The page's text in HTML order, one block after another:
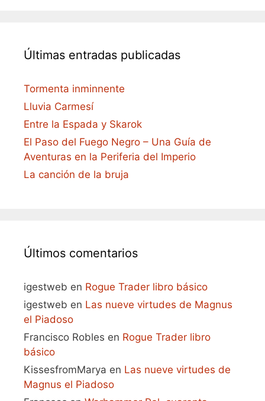
Últimas entradas publicadas
Tormenta inminnente
Lluvia Carmesí
Entre la Espada y Skarok
El Paso del Fuego Negro – Una Guía de
Aventuras en la Periferia del Imperio
La canción de la bruja
Últimos comentarios
igestweb en Rogue Trader libro básico
igestweb en Las nueve virtudes de Magnus
el Piadoso
Francisco Robles en Rogue Trader libro
básico
KissesfromMarya en Las nueve virtudes de
Magnus el Piadoso